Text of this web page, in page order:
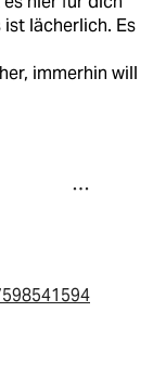
ist lächerlich. Es
immerhin will